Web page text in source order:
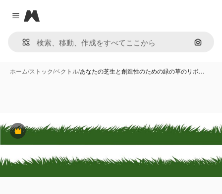
Close menu
Magnific
画像で
ホーム/ストック/ベクトル/あなたの芝生と創造性のための緑の草のリボ…
Premium